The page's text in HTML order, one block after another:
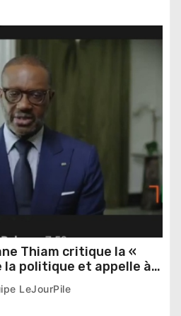
Thiam critique la «
politique et appelle à
LeJourPile